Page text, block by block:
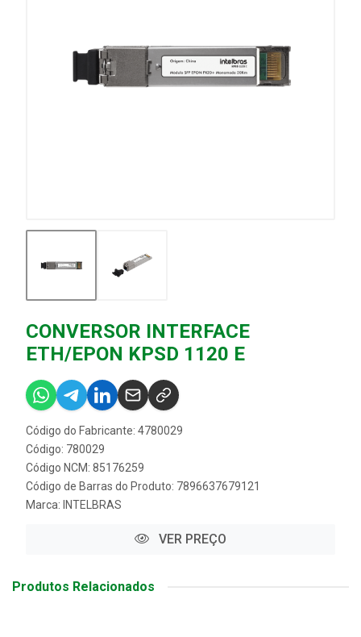
CONVERSOR INTERFACE
ETH/EPON KPSD 1120 E
Código do Fabricante: 4780029
Código: 780029
Código NCM: 85176259
Código de Barras do Produto: 7896637679121
Marca: INTELBRAS
VER PREÇO
Produtos Relacionados